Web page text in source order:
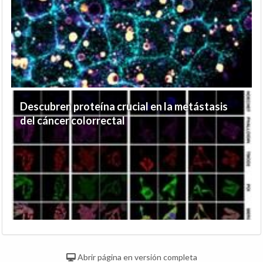
Descubren proteína crucial en la metástasis
del cáncer colorrectal
Abrir página en versión completa